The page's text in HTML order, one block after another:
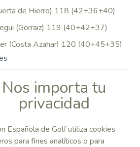
Nos importa tu
privacidad
Española de Golf utiliza cookies
para fines analíticos o para
de Hierro) 118 (42+36+40)
(Gorraiz) 119 (40+42+37)
(Costa Azahar) 120 (40+45+35)
131 (43+44+44)
136 (46+46+44)
(Basozábal) 136 (44+47+45)